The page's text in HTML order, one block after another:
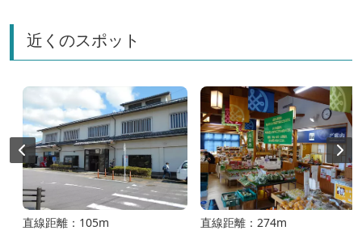
すか？
近くのスポット
直線距離：105m 直線距離：274m